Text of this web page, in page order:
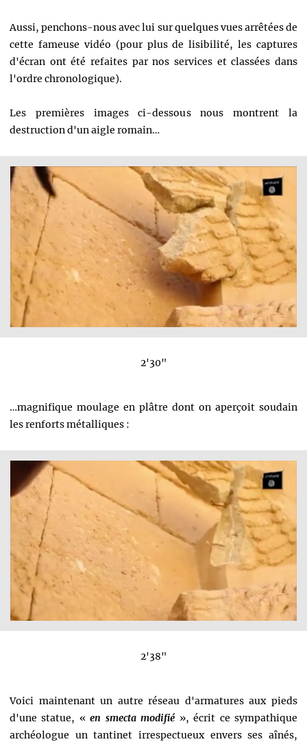
Aussi, penchons-nous avec lui sur quelques vues arrêtées de
cette fameuse vidéo (pour plus de lisibilité, les captures
d'écran ont été refaites par nos services et classées dans
l'ordre chronologique).
Les premières images ci-dessous nous montrent la
destruction d'un aigle romain…
2'30"
…magnifique moulage en plâtre dont on aperçoit soudain
les renforts métalliques :
2'38"
Voici maintenant un autre réseau d'armatures aux pieds
d'une statue, «en smecta modifié », écrit ce sympathique
archéologue un tantinet irrespectueux envers ses aînés,